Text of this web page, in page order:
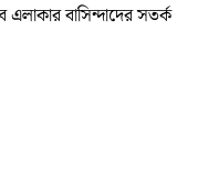
বাসিন্দাদের সতর্ক